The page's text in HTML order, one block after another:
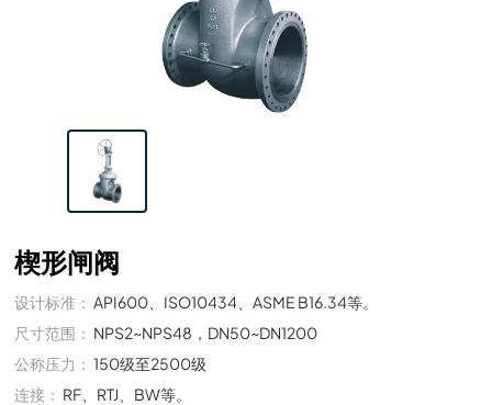
楔形闸阀
设计标准： API600、ISO10434、ASME B16.34等。
尺寸范围： NPS2~NPS48，DN50~DN1200
公称压力： 150级至2500级
连接： RF、RTJ、BW等。